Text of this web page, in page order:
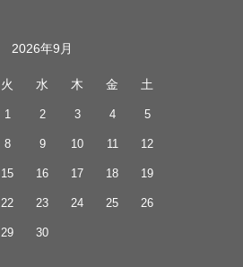
2026年9月
火 水 木 金 土
1 2 3 4 5
8 9 10 11 12
15 16 17 18 19
22 23 24 25 26
29 30